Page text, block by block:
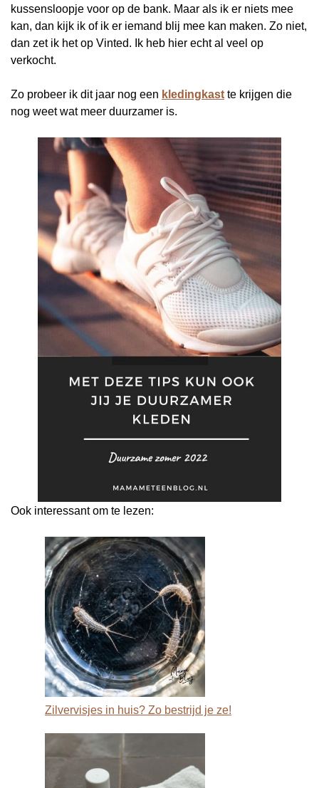
kussensloopje voor op de bank. Maar als ik er niets mee
kan, dan kijk ik of ik er iemand blij mee kan maken. Zo niet,
dan zet ik het op Vinted. Ik heb hier echt al veel op
verkocht.
Zo probeer ik dit jaar nog een kledingkast te krijgen die
nog weet wat meer duurzamer is.
Ook interessant om te lezen:
Zilvervisjes in huis? Zo bestrijd je ze!